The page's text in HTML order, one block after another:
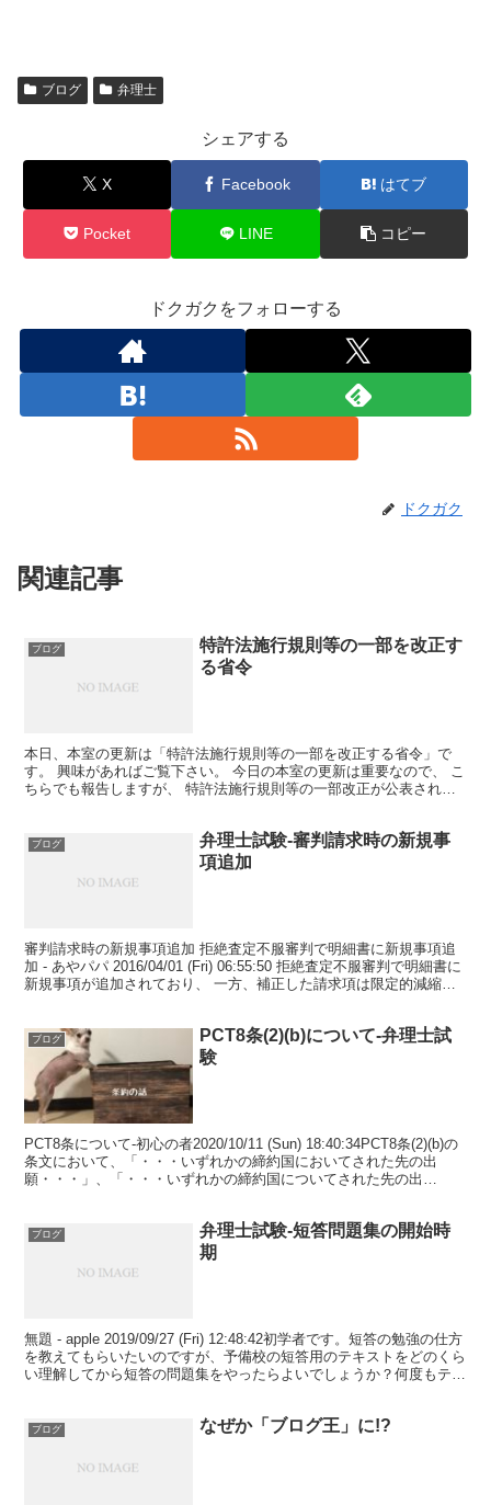
ブログ 弁理士
シェアする
X Facebook はてブ
Pocket LINE コピー
ドクガクをフォローする
ドクガク
関連記事
ブログ
特許法施行規則等の一部を改正す
る省令
本日、本室の更新は「特許法施行規則等の一部を改正する省令」で
す。 興味があればご覧下さい。 今日の本室の更新は重要なので、 こ
ちらでも報告しますが、 特許法施行規則等の一部改正が公表されま
ブログ
弁理士試験-審判請求時の新規事
項追加
審判請求時の新規事項追加 拒絶査定不服審判で明細書に新規事項追
加 - あやパパ 2016/04/01 (Fri) 06:55:50 拒絶査定不服審判で明細書に
新規事項が追加されており、 一方、補正した請求項は限定的減縮で
ブログ
PCT8条(2)(b)について-弁理士試
験
PCT8条について-初心の者2020/10/11 (Sun) 18:40:34PCT8条(2)(b)の
条文において、「・・・いずれかの締約国においてされた先の出
願・・・」、「・・・いずれかの締約国についてされた先の出
ブログ
弁理士試験-短答問題集の開始時
期
無題 - apple 2019/09/27 (Fri) 12:48:42初学者です。短答の勉強の仕方
を教えてもらいたいのですが、予備校の短答用のテキストをどのくら
い理解してから短答の問題集をやったらよいでしょうか？何度もテキ
ブログ なぜか「ブログ王」に!?